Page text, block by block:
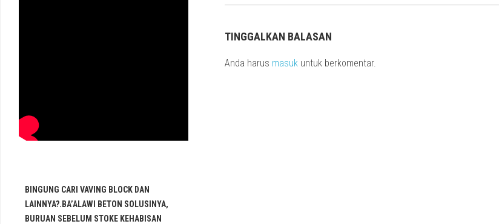
TINGGALKAN BALASAN
Anda harus masuk untuk berkomentar.
BINGUNG CARI VAVING BLOCK DAN
LAINNYA?.BA’ALAWI BETON SOLUSINYA,
BURUAN SEBELUM STOKE KEHABISAN